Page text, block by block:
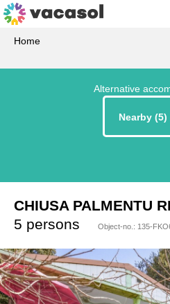
Home
Alternative
Nearby (5)
CHIUSA PALMENTU
5 persons Object-no.: 135-